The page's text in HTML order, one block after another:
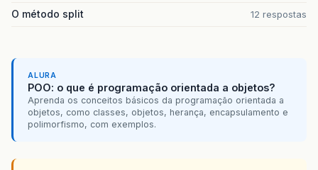
O método split 12 respostas
ALURA
POO: o que é programação orientada a objetos?
Aprenda os conceitos básicos da programação orientada a
objetos, como classes, objetos, herança, encapsulamento e
polimorfismo, com exemplos.